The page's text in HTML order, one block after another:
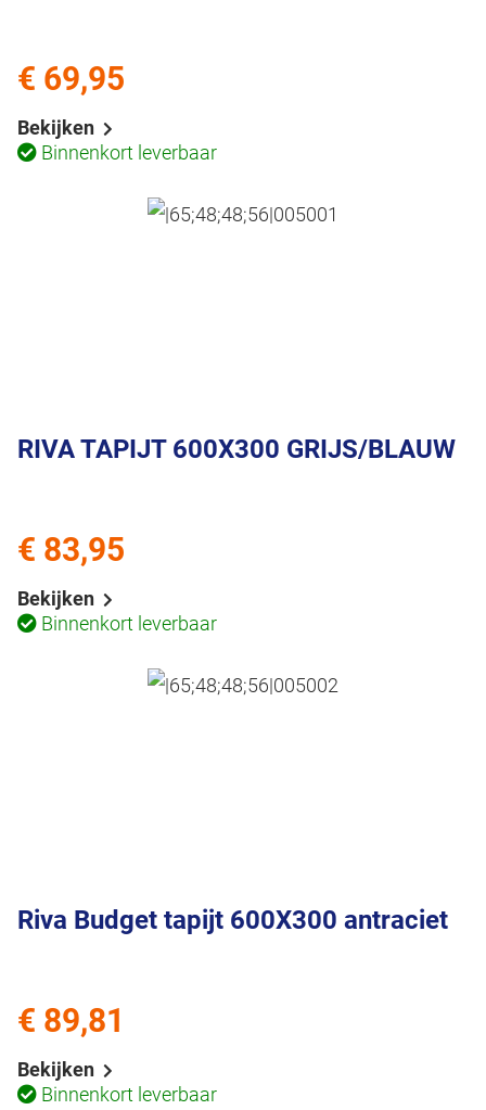
Bekijken
Binnenkort leverbaar
€ 69,95
RIVA TAPIJT 600X300 GRIJS/BLAUW
Bekijken
Binnenkort leverbaar
€ 83,95
Riva Budget tapijt 600X300 antraciet
Bekijken
Binnenkort leverbaar
€ 89,81